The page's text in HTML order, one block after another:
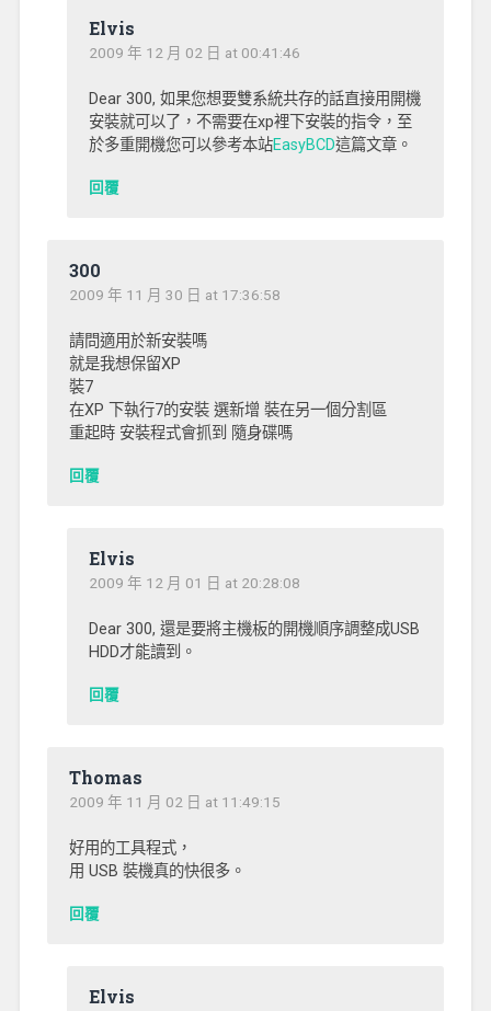
Elvis
2009 年 12 月 02 日 at 00:41:46
Dear 300, 如果您想要雙系統共存的話直接用開機
安裝就可以了，不需要在xp裡下安裝的指令，至
於多重開機您可以參考本站EasyBCD這篇文章。
回覆
300
2009 年 11 月 30 日 at 17:36:58
請問適用於新安裝嗎
就是我想保留XP
裝7
在XP 下執行7的安裝 選新增 裝在另一個分割區
重起時 安裝程式會抓到 隨身碟嗎
回覆
Elvis
2009 年 12 月 01 日 at 20:28:08
Dear 300, 還是要將主機板的開機順序調整成USB
HDD才能讀到。
回覆
Thomas
2009 年 11 月 02 日 at 11:49:15
好用的工具程式，
用 USB 裝機真的快很多。
回覆
Elvis